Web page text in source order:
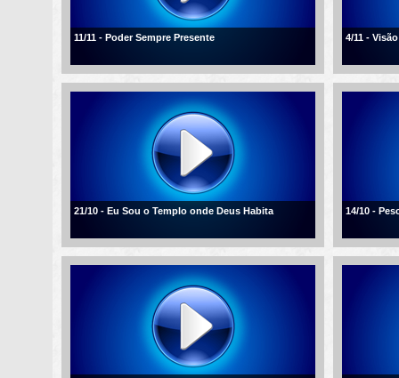
11/11 - Poder Sempre Presente 4/11 -
21/10 - Eu Sou o Templo onde Deus Habita 14/10 -